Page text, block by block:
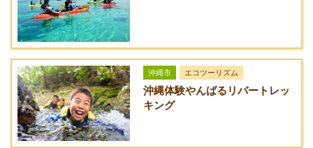
NPO法人 島の風
アクセス方法
一般道：国道58号線を北上、城1丁目交差点にある信号を右
折、伊佐川交差点を左折。国道505号線に出て運天港からフェ
リーで伊是名村へ。
有料道路：那覇IC⇒許田ICで下り、国道58号線を北上、城1丁
目交差点にある信号を右折、伊佐川交差点を左折。国道505号
線に出て運天港からフェリーで伊是名村へ。
夕食
デリ
バリ
ーサ
ービ
ス
1人前1,50
0円
あん
まー
キッ
謝礼3,000
円＋材料
費1,500
・チェックイン・アウトは、フェリーの入出港に合わせており
ますが、意に添えない場合もあります。
・提供プログラムは、状況により実施できない場合がありま
す。
沖縄市 エコツーリズム
沖縄体験やんばるリバートレッ
キング